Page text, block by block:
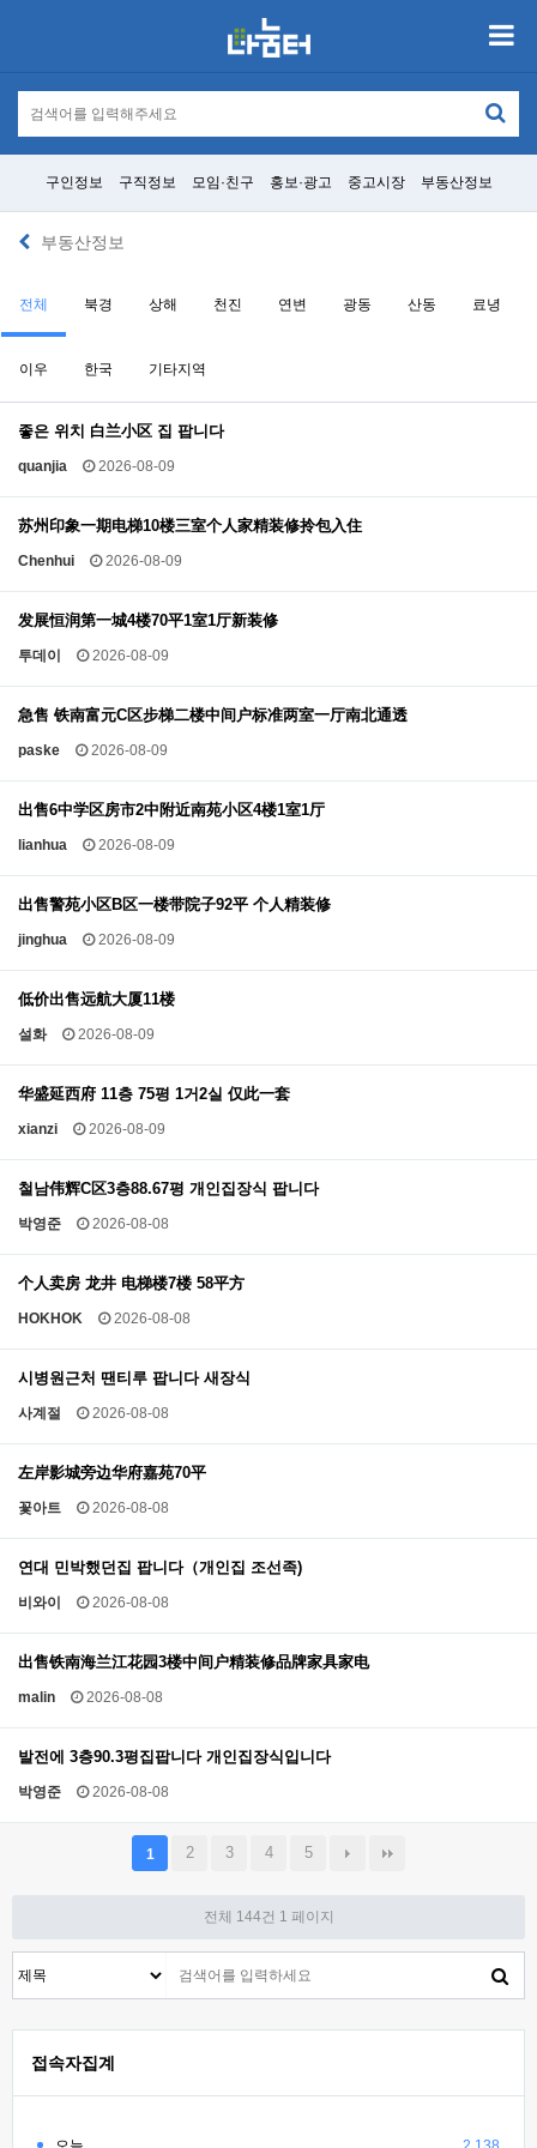
구인정보 구직정보 모임·친구 홍보·광고 중고시장 부동산정보
부동산정보
전체 북경 상해 천진 연변 광동 산동 료녕
이우 한국 기타지역
좋은 위치 白兰小区 집 팝니다
quanjia 2026-08-09
苏州印象一期电梯10楼三室个人家精装修拎包入住
Chenhui 2026-08-09
发展恒润第一城4楼70平1室1厅新装修
투데이 2026-08-09
急售 铁南富元C区步梯二楼中间户标准两室一厅南北通透
paske 2026-08-09
出售6中学区房市2中附近南苑小区4楼1室1厅
lianhua 2026-08-09
出售警苑小区B区一楼带院子92平 个人精装修
jinghua 2026-08-09
低价出售远航大厦11楼
설화 2026-08-09
华盛延西府 11층 75평 1거2실 仅此一套
xianzi 2026-08-09
철남伟辉C区3층88.67평 개인집장식 팝니다
박영준 2026-08-08
个人卖房 龙井 电梯楼7楼 58平方
HOKHOK 2026-08-08
시병원근처 땐티루 팝니다 새장식
사계절 2026-08-08
左岸影城旁边华府嘉苑70平
꽃아트 2026-08-08
연대 민박했던집 팝니다（개인집 조선족)
비와이 2026-08-08
出售铁南海兰江花园3楼中间户精装修品牌家具家电
malin 2026-08-08
발전에 3층90.3평집팝니다 개인집장식입니다
박영준 2026-08-08
1 2 3 4 5
전체 144건 1 페이지
접속자집계